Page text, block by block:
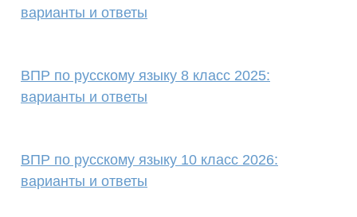
варианты и ответы
ВПР по русскому языку 8 класс 2025:
варианты и ответы
ВПР по русскому языку 10 класс 2026:
варианты и ответы